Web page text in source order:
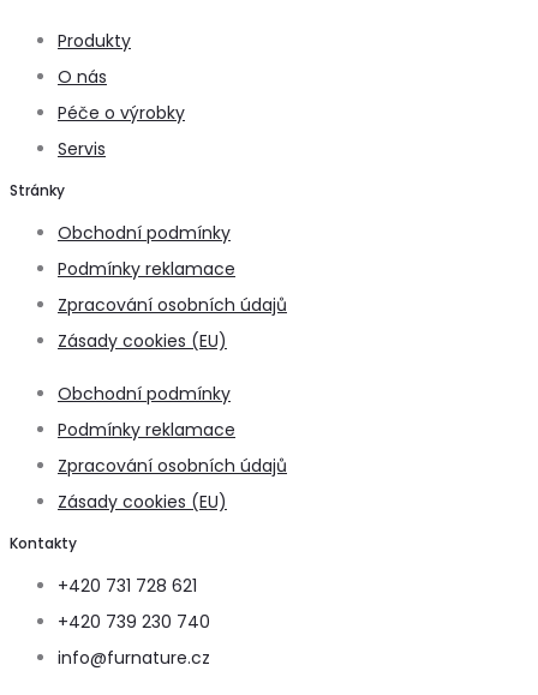
Produkty
O nás
Péče o výrobky
Servis
Stránky
Obchodní podmínky
Podmínky reklamace
Zpracování osobních údajů
Zásady cookies (EU)
Obchodní podmínky
Podmínky reklamace
Zpracování osobních údajů
Zásady cookies (EU)
Kontakty
+420 731 728 621
+420 739 230 740
info@furnature.cz